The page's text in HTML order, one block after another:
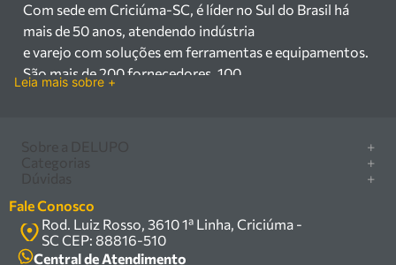
Com sede em Criciúma-SC, é líder no Sul do Brasil há
mais de 50 anos, atendendo indústria
e varejo com soluções em ferramentas e equipamentos.
São mais de 200 fornecedores, 100
equipamentos industriais no Sul do Brasil. Com sede em
Criciúma – SC, atendemos os
setores industrial e varejista com um amplo portfólio de
produtos à pronta entrega.
Leia mais sobre +
+
Marcas
Política de privacidade
Política de entrega
+
Serra circular
Compressor
Caixa Organizadora
+
Como comprar
Central de ajuda
Troca, devolução e garantia
Fale Conosco
Rod. Luiz Rosso, 3610 1ª Linha, Criciúma -
SC CEP: 88816-510
Central de Atendimento